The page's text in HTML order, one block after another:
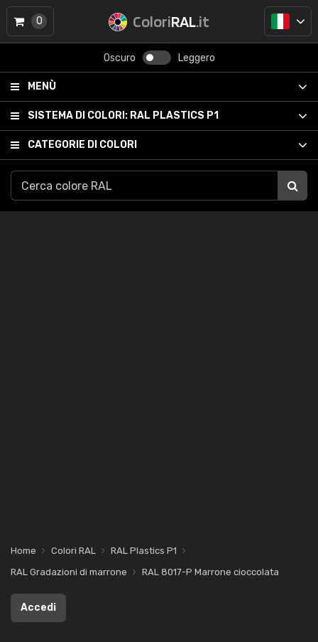
ColoriRAL.it
Oscuro Leggero
MENÙ
SISTEMA DI COLORI: RAL PLASTICS P1
CATEGORIE DI COLORI
0
Home Colori RAL
RAL Plastics P1
RAL Gradazioni di marrone
RAL 8017-P Marrone cioccolata
Accedi